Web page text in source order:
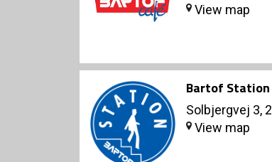
View map
Bartof Station
Solbjergvej 3,
View map